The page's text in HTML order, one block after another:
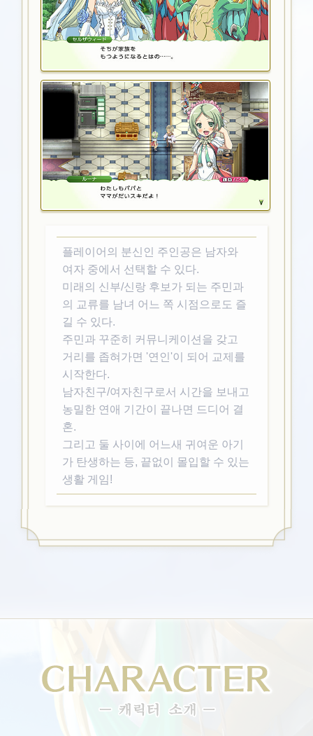
플레이어의 분신인 주인공은 남자와
여자 중에서 선택할 수 있다.
미래의 신부/신랑 후보가 되는 주민과
의 교류를 남녀 어느 쪽 시점으로도 즐
길 수 있다.
주민과 꾸준히 커뮤니케이션을 갖고
거리를 좁혀가면 '연인'이 되어 교제를
시작한다.
남자친구/여자친구로서 시간을 보내고
농밀한 연애 기간이 끝나면 드디어 결
혼.
그리고 둘 사이에 어느새 귀여운 아기
가 탄생하는 등, 끝없이 몰입할 수 있는
생활 게임!